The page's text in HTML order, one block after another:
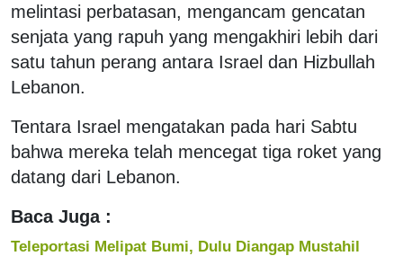
melintasi perbatasan, mengancam gencatan
senjata yang rapuh yang mengakhiri lebih dari
satu tahun perang antara Israel dan Hizbullah
Lebanon.
Tentara Israel mengatakan pada hari Sabtu
bahwa mereka telah mencegat tiga roket yang
datang dari Lebanon.
Baca Juga :
Teleportasi Melipat Bumi, Dulu Diangap Mustahil